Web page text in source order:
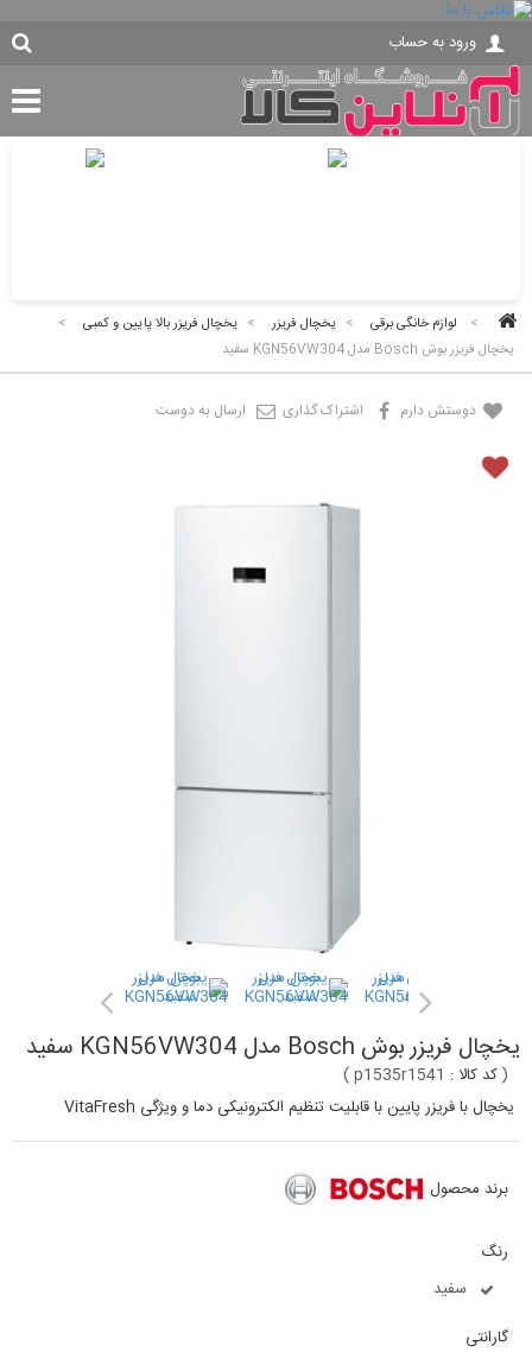
ورود به حساب
> لوازم خانگی برقی > یخچال فریزر > یخچال فریزر بالا پایین و کمبی
>
یخچال فریزر بوش Bosch مدل KGN56VW304 سفید
دوستش دارم اشتراک گذاری ارسال به دوست
یخچال فریزر بوش Bosch مدل KGN56VW304 سفید
(کد کالا : p1535r1541
)
یخچال با فریزر پایین با قابلیت تنظیم الکترونیکی دما و ویژگی VitaFresh
برند محصول
رنگ
سفید
گارانتی